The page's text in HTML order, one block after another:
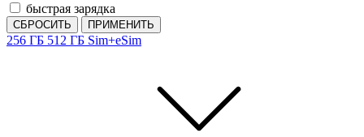
быстрая зарядка
СБРОСИТЬ ПРИМЕНИТЬ
256 ГБ 512 ГБ Sim+eSim